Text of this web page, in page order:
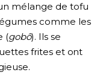
mélange de tofu
comme les
(gobô). Ils se
frites et ont